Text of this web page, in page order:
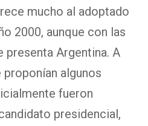
mucho al adoptado
2000, aunque con las
presenta Argentina. A
algunos
fueron
presidencial,